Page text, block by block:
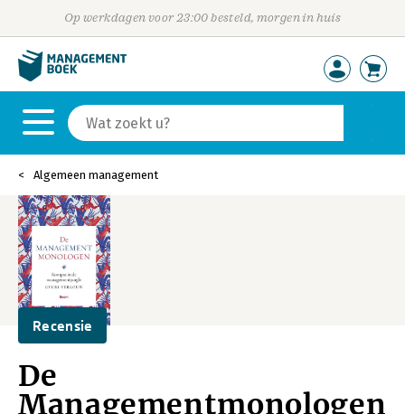
Op werkdagen voor 23:00 besteld, morgen in huis
Algemeen management
Recensie
De
Managementmonologen